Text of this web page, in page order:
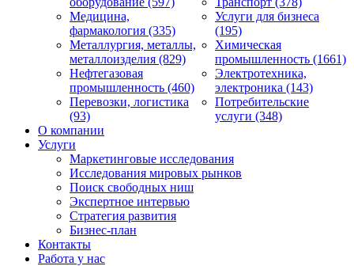
Медицина,
фармакология (335)
Металлургия, металлы,
металлоизделия (829)
Нефтегазовая
промышленность (460)
Перевозки, логистика
(93)
Услуги для бизнеса
(195)
Химическая
промышленность (1661)
Электротехника,
электроника (143)
Потребительские
услуги (348)
О компании
Услуги
Маркетинговые исследования
Исследования мировых рынков
Поиск свободных ниш
Экспертное интервью
Стратегия развития
Бизнес-план
Контакты
Работа у нас